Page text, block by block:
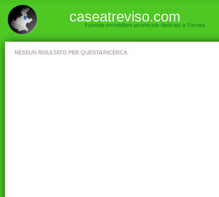
caseatreviso.com
Il portale immobiliare provinciale dedicato a Treviso
NESSUN RISULTATO PER QUESTA RICERCA